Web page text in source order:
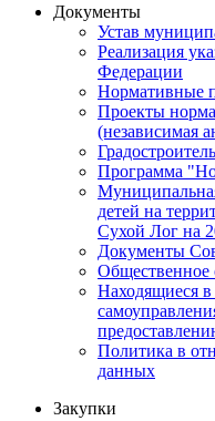
Документы
Устав
Реализация
Федерации
Нормативные
Проекты
(независимая
Программа
детей на
Сухой Лог на
Документы
Общественное
Находящиеся
Политика в
данных
Закупки